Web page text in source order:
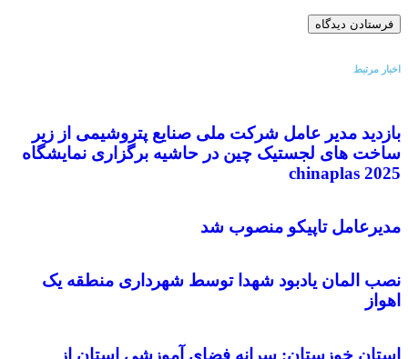
اخبار مرتبط
بازدید مدیر عامل شرکت ملی صنایع پتروشیمی از زیر
ساخت های لجستیک چین در حاشیه برگزاری نمایشگاه
chinaplas 2025
مدیرعامل تاپیکو منصوب شد
نصب المان یادبود شهدا توسط شهرداری منطقه یک
اهواز
استان خوزستان: سرانه فضای آموزشی استان از